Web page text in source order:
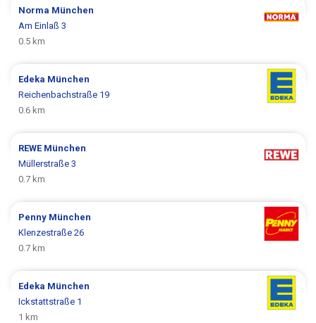
Norma München
Am Einlaß 3
0.5 km
Edeka München
Reichenbachstraße 19
0.6 km
REWE München
Müllerstraße 3
0.7 km
Penny München
Klenzestraße 26
0.7 km
Edeka München
Ickstattstraße 1
1 km